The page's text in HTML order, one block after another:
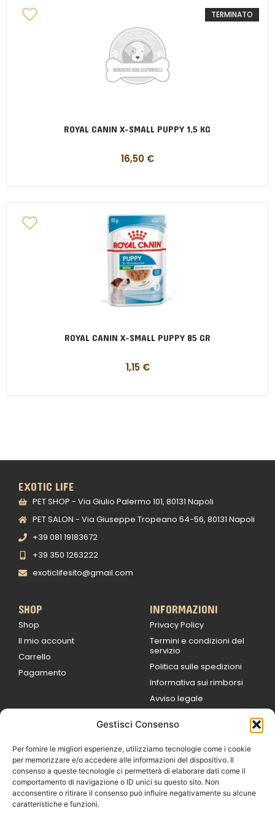
Gestisci Consenso
Per fornire le migliori esperienze, utilizziamo tecnologie come i cookie
per memorizzare e/o accedere alle informazioni del dispositivo. Il
consenso a queste tecnologie ci permetterà di elaborare dati come il
comportamento di navigazione o ID unici su questo sito. Non
acconsentire o ritirare il consenso può influire negativamente su alcune
caratteristiche e funzioni.
TERMINATO
ROYAL CANIN X-SMALL PUPPY 1,5 KG
16,50 €
ROYAL CANIN X-SMALL PUPPY 85 GR
1,15 €
EXOTIC LIFE
PET SHOP - Via Giulio Palermo 101, 80131 Napoli
PET SALON - Via Giuseppe Tropeano 54-56, 80131 Napoli
+39 081 19183672
+39 350 1263222
exoticlifesito@gmail.com
SHOP
Shop
Il mio account
Carrello
Pagamento
INFORMAZIONI
Privacy Policy
Termini e condizioni del
servizio
Politica sulle spedizioni
Informativa sui rimborsi
Avviso legale
9:00
Sabato 09:00 /
14:00
16:30 /
Domenica